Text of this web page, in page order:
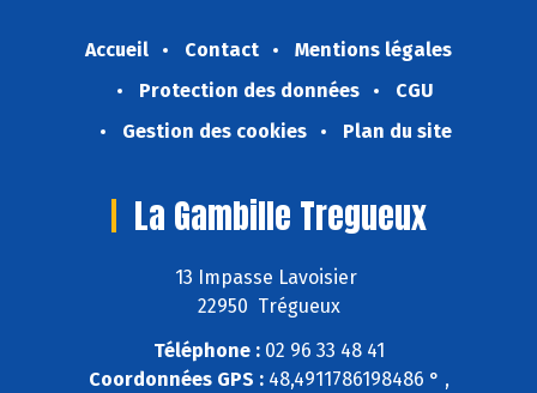
Accueil Contact
Mentions légales
Protection des données
CGU
Gestion des cookies
Plan du site
La Gambille Tregueux
13 Impasse Lavoisier
22950 Trégueux
Téléphone :02 96 33 48 41
Coordonnées GPS :48,4911786198486 ° ,